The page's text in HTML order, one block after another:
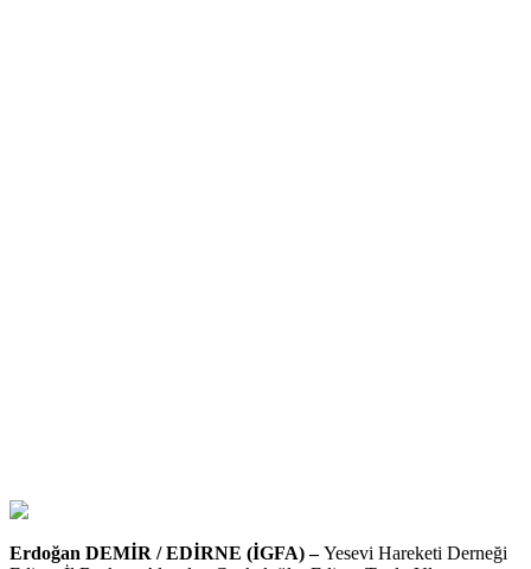
Erdoğan DEMİR / EDİRNE (İGFA) –Yesevi Hareketi Derneği